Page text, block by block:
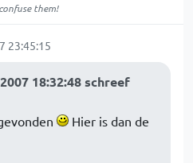
them!
23:45:15
18:32:48 schreef
Hier is dan de